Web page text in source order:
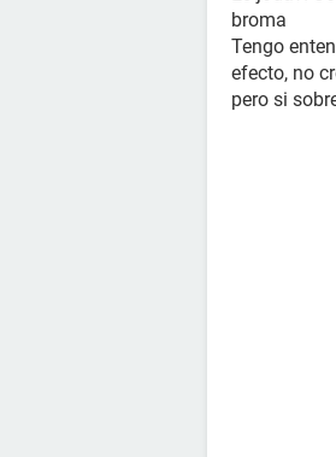
broma
Tengo
efecto, no
pero si